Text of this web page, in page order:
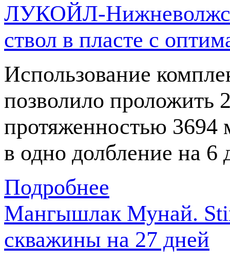
ЛУКОЙЛ-
ствол в пласте с
Использование
позволило проложить
протяженностью 3694
в одно долбление на 6
Подробнее
Мангышлак Мунай.
скважины на 27 дней